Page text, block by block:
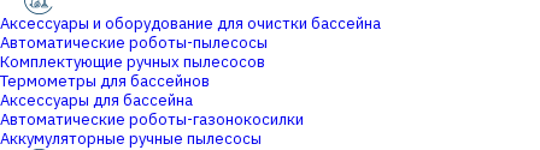
Аксессуары и оборудование для очистки бассейна
Автоматические роботы-пылесосы
Комплектующие ручных пылесосов
Термометры для бассейнов
Аксессуары для бассейна
Автоматические роботы-газонокосилки
Аккумуляторные ручные пылесосы